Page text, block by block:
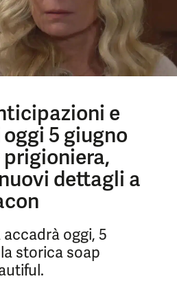
e
5 giugno
dettagli a
oggi, 5
storica soap